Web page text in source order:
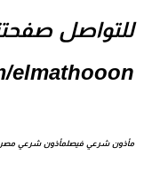
للتواصل
elmathooon
مأذون شرعي فيصلمأذون شرعي مصر